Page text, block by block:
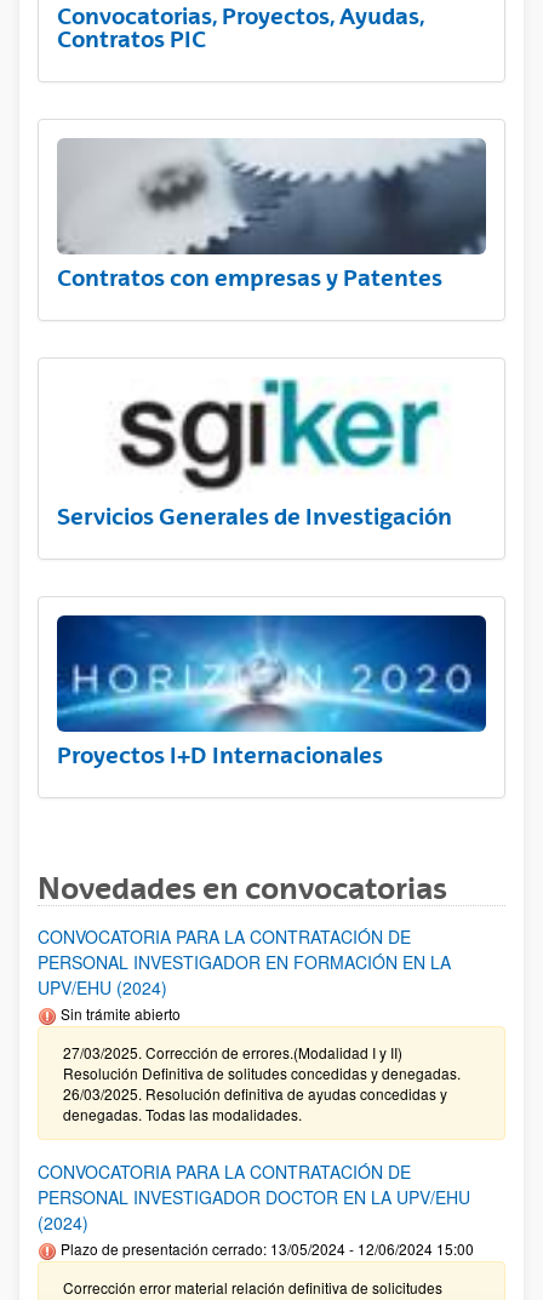
Convocatorias, Proyectos, Ayudas,
Contratos PIC
Contratos con empresas y Patentes
Servicios Generales de Investigación
Proyectos I+D Internacionales
Novedades en convocatorias
CONVOCATORIA PARA LA CONTRATACIÓN DE
PERSONAL INVESTIGADOR EN FORMACIÓN EN LA
UPV/EHU (2024)
Sin trámite abierto
27/03/2025. Corrección de errores.(Modalidad I y II)
Resolución Definitiva de solitudes concedidas y denegadas.
26/03/2025. Resolución definitiva de ayudas concedidas y
denegadas. Todas las modalidades.
CONVOCATORIA PARA LA CONTRATACIÓN DE
PERSONAL INVESTIGADOR DOCTOR EN LA UPV/EHU
(2024)
Plazo de presentación cerrado: 13/05/2024 - 12/06/2024 15:00
Corrección error material relación definitiva de solicitudes